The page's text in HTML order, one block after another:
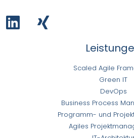
Scaled Agile
Green IT
DevOps
Business Process
Programm- und
Agiles